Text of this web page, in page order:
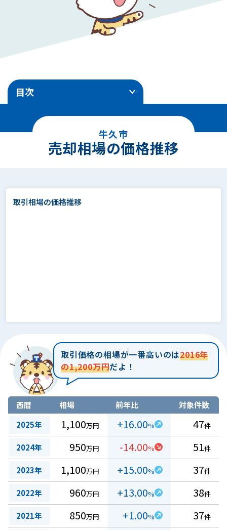
目次
売却相場の価格推移
エリア別地価ランキング
5.駅徒歩別の相場価格
牛久市
売却相場の価格推移
取引相場の価格推移
取引価格の相場が一番高いのは2016年
の1,200万円だよ！
西暦 相場 前年比
対象件数
2025年
1,100万円 +16.00% 47件
2024年 950万円 -14.00% 51件
2023年 1,100万円 +15.00% 37件
2022年 960万円 +13.00% 38件
2021年 850万円 +1.00% 37件